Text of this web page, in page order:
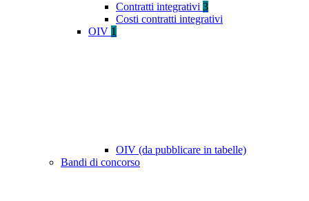
Contratti integrativi 3
Costi contratti integrativi
OIV 1
OIV (da pubblicare in tabelle)
Bandi di concorso